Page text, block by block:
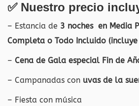
✅ Nuestro precio
– Estancia de 3 noches en Media
Completa o Todo Incluido
– Cena de Gala especial Fin de
– Campanadas con uvas de la
– Fiesta con música